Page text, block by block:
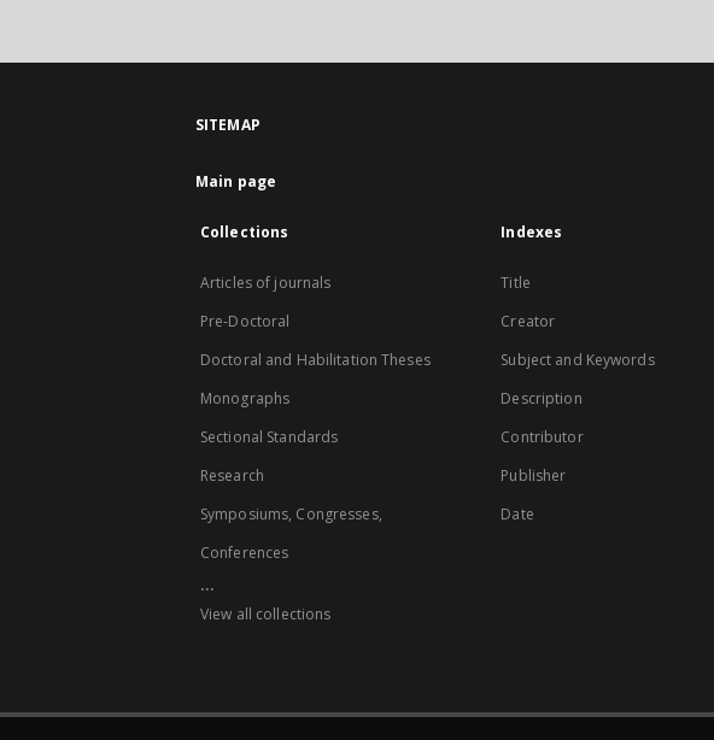
SITEMAP
Main page
Collections
Articles of journals
Pre-Doctoral
Doctoral and Habilitation Theses
Monographs
Sectional Standards
Research
Symposiums, Congresses,
Conferences
...
View all collections
Indexes
Title
Creator
Subject and Keywords
Description
Contributor
Publisher
Date